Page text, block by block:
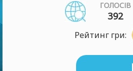
ГОЛОСІВ
392
Рейтинг гри: